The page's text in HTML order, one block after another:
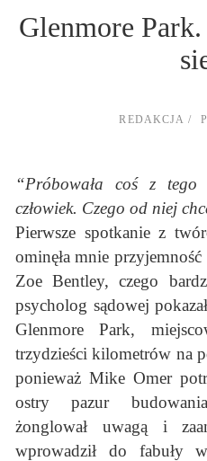
Glenmore
REDAKCJA
“Próbowała coś z
człowiek. Czego od niej
Pierwsze spotkanie z
ominęła mnie
Zoe Bentley, czego
psycholog sądowej
Glenmore Park,
trzydzieści kilometrów na
ponieważ Mike Omer
ostry pazur
żonglował uwagą i
wprowadził do fabuły